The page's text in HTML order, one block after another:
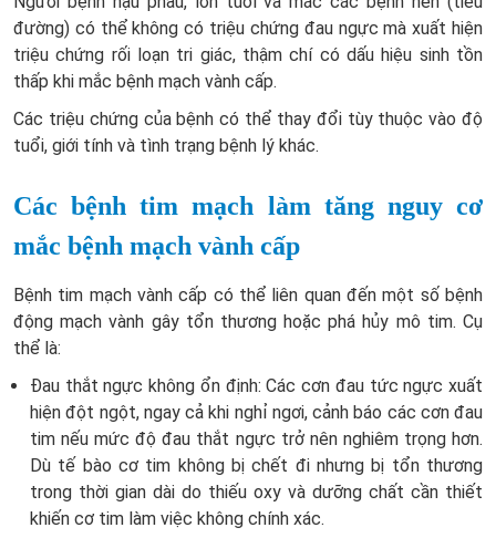
đường) có thể không có triệu chứng đau ngực mà xuất hiện
triệu chứng rối loạn tri giác, thậm chí có dấu hiệu sinh tồn
thấp khi mắc bệnh mạch vành cấp.
Các triệu chứng của bệnh có thể thay đổi tùy thuộc vào độ
tuổi, giới tính và tình trạng bệnh lý khác.
Các bệnh tim mạch làm tăng nguy cơ
mắc bệnh mạch vành cấp
Bệnh tim mạch vành cấp có thể liên quan đến một số bệnh
động mạch vành gây tổn thương hoặc phá hủy mô tim. Cụ
thể là:
Đau thắt ngực không ổn định: Các cơn đau tức ngực xuất
hiện đột ngột, ngay cả khi nghỉ ngơi, cảnh báo các cơn đau
tim nếu mức độ đau thắt ngực trở nên nghiêm trọng hơn.
Dù tế bào cơ tim không bị chết đi nhưng bị tổn thương
trong thời gian dài do thiếu oxy và dưỡng chất cần thiết
khiến cơ tim làm việc không chính xác.